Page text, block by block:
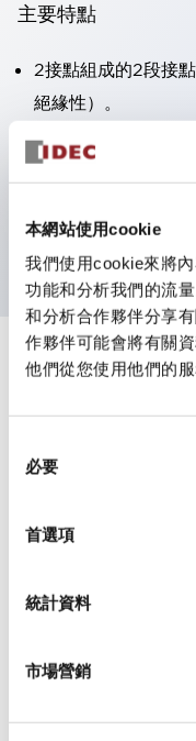
本網站使用cookie
我們使用cookie來將
功能和分析我們的流
和分析合作夥伴分享
作夥伴可能會將有關
他們從您使用他們的
必要
首選項
統計資料
市場營銷
主要特點
2接點組成的2段接
絕緣性）。
面板深度39.9mm
接點塊）。可實現省
防護結構
規格
審美規範
環境規範
功能規格
機械規格